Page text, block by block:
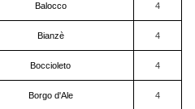
Balocco 4
Bianzè 4
Boccioleto 4
Borgo d'Ale 4